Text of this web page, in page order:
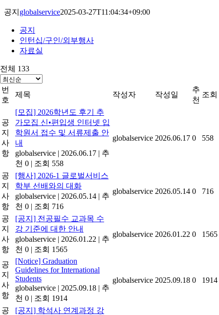
공지 globalservice2025-03-27T11:04:34+09:00
공지
인턴십/구인/외부행사
자료실
전체 133
번
호
제목 작성자 작성일
추
천
조회
공
지
사
항
[모집] 2026학년도 후기 추
가모집 신•편입생 인터넷 입
학원서 접수 및 서류제출 안
내
globalservice | 2026.06.17 | 추
천 0 | 조회 558
globalservice 2026.06.17 0 558
공
지
사
항
[행사] 2026-1 글로벌서비스
학부 선배와의 대화
globalservice | 2026.05.14 | 추
천 0 | 조회 716
globalservice 2026.05.14 0 716
공
지
사
항
[공지] 전공필수 교과목 수
강 기준에 대한 안내
globalservice | 2026.01.22 | 추
천 0 | 조회 1565
globalservice 2026.01.22 0 1565
공
지
사
항
[Notice] Graduation
Guidelines for International
Students
globalservice | 2025.09.18 | 추
천 0 | 조회 1914
globalservice 2025.09.18 0 1914
공
[공지] 학석사 연계과정 강